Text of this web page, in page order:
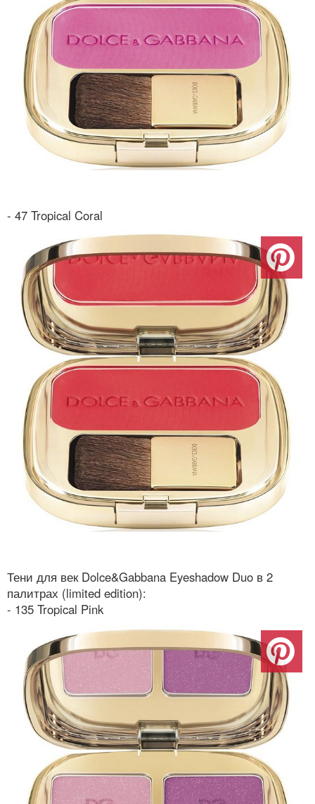
- 47 Tropical Coral
Тени для век Dolce&Gabbana Eyeshadow Duo в 2
палитрах (limited edition):
- 135 Tropical Pink